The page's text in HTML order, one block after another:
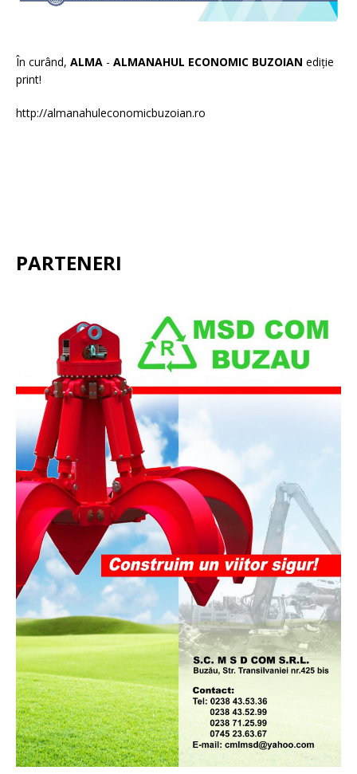
În curând, ALMA - ALMANAHUL ECONOMIC BUZOIAN ediție
print!
http://almanahuleconomicbuzoian.ro
PARTENERI